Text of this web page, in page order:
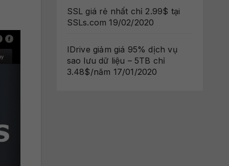
SSL giá rẻ nhất chỉ 2.99$ tại
SSLs.com 19/02/2020
IDrive giảm giá 95% dịch vụ
sao lưu dữ liệu – 5TB chỉ
3.48$/năm 17/01/2020